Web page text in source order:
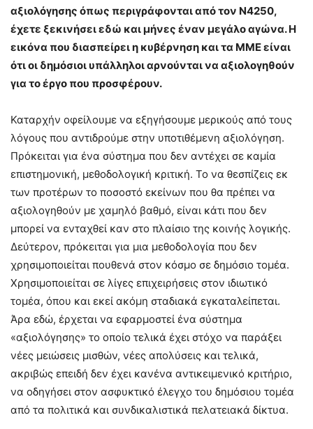
αξιολόγησης όπως περιγράφονται από τον Ν4250,
έχετε ξεκινήσει εδώ και μήνες έναν μεγάλο αγώνα. Η
εικόνα που διασπείρει η κυβέρνηση και τα ΜΜΕ είναι
ότι οι δημόσιοι υπάλληλοι αρνούνται να αξιολογηθούν
για το έργο που προσφέρουν.
Καταρχήν οφείλουμε να εξηγήσουμε μερικούς από τους
λόγους που αντιδρούμε στην υποτιθέμενη αξιολόγηση.
Πρόκειται για ένα σύστημα που δεν αντέχει σε καμία
επιστημονική, μεθοδολογική κριτική. Το να θεσπίζεις εκ
των προτέρων το ποσοστό εκείνων που θα πρέπει να
αξιολογηθούν με χαμηλό βαθμό, είναι κάτι που δεν
μπορεί να ενταχθεί καν στο πλαίσιο της κοινής λογικής.
Δεύτερον, πρόκειται για μια μεθοδολογία που δεν
χρησιμοποιείται πουθενά στον κόσμο σε δημόσιο τομέα.
Χρησιμοποιείται σε λίγες επιχειρήσεις στον ιδιωτικό
τομέα, όπου και εκεί ακόμη σταδιακά εγκαταλείπεται.
Άρα εδώ, έρχεται να εφαρμοστεί ένα σύστημα
«αξιολόγησης» το οποίο τελικά έχει στόχο να παράξει
νέες μειώσεις μισθών, νέες απολύσεις και τελικά,
ακριβώς επειδή δεν έχει κανένα αντικειμενικό κριτήριο,
να οδηγήσει στον ασφυκτικό έλεγχο του δημόσιου τομέα
από τα πολιτικά και συνδικαλιστικά πελατειακά δίκτυα.